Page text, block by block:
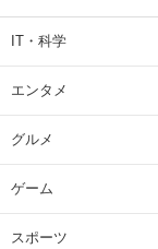
IT・科学
エンタメ
グルメ
ゲーム
スポーツ